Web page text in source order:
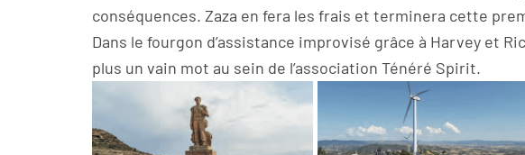
conséquences. Zaza en fera les frais et terminera cette
Dans le fourgon d’assistance improvisé grâce à Harvey et
plus un vain mot au sein de l’association Ténéré Spirit.